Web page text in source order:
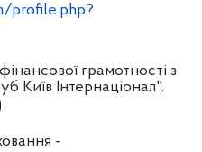
profile.php?
грамотності з
Київ Інтернаціонал".
)
-